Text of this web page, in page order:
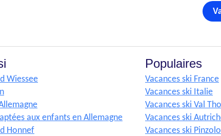
Wiessee
aux enfants en Allemagne
Honnef
Populaires
Vacances ski France
Vacances ski Italie
Vacances ski Val
Vacances ski
Vacances ski Pinzolo